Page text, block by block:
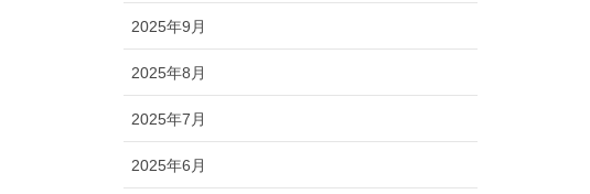
2025年9月
2025年8月
2025年7月
2025年6月